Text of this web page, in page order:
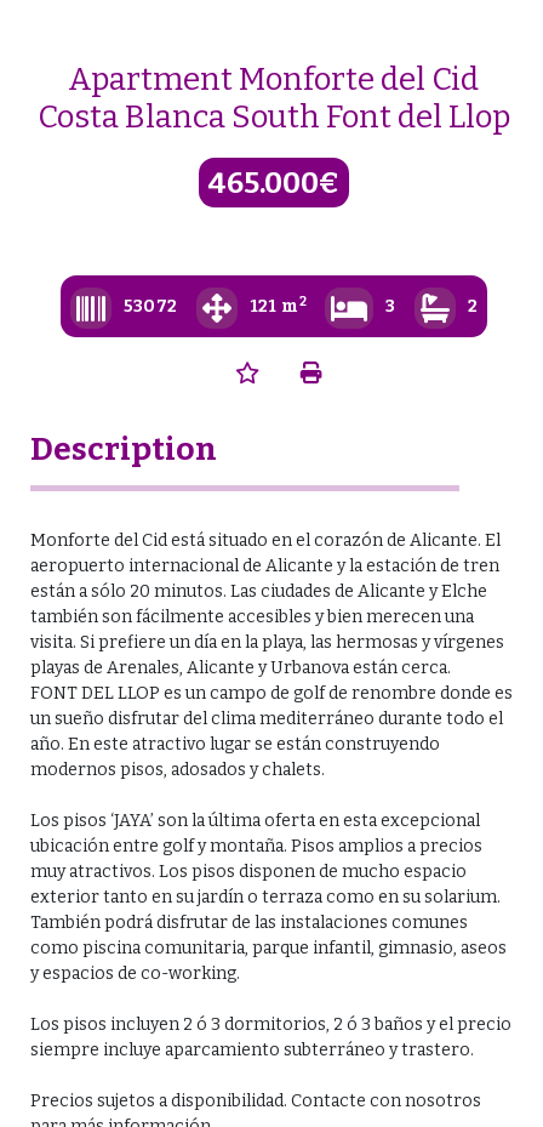
Apartment Monforte del Cid
Costa Blanca South Font del Llop
465.000€
53072 121 m2 3 2
Description
Monforte del Cid está situado en el corazón de Alicante. El
aeropuerto internacional de Alicante y la estación de tren
están a sólo 20 minutos. Las ciudades de Alicante y Elche
también son fácilmente accesibles y bien merecen una
visita. Si prefiere un día en la playa, las hermosas y vírgenes
playas de Arenales, Alicante y Urbanova están cerca.
FONT DEL LLOP es un campo de golf de renombre donde es
un sueño disfrutar del clima mediterráneo durante todo el
año. En este atractivo lugar se están construyendo
modernos pisos, adosados y chalets.
Los pisos ‘JAYA’ son la última oferta en esta excepcional
ubicación entre golf y montaña. Pisos amplios a precios
muy atractivos. Los pisos disponen de mucho espacio
exterior tanto en su jardín o terraza como en su solarium.
También podrá disfrutar de las instalaciones comunes
como piscina comunitaria, parque infantil, gimnasio, aseos
y espacios de co-working.
Los pisos incluyen 2 ó 3 dormitorios, 2 ó 3 baños y el precio
siempre incluye aparcamiento subterráneo y trastero.
Precios sujetos a disponibilidad. Contacte con nosotros